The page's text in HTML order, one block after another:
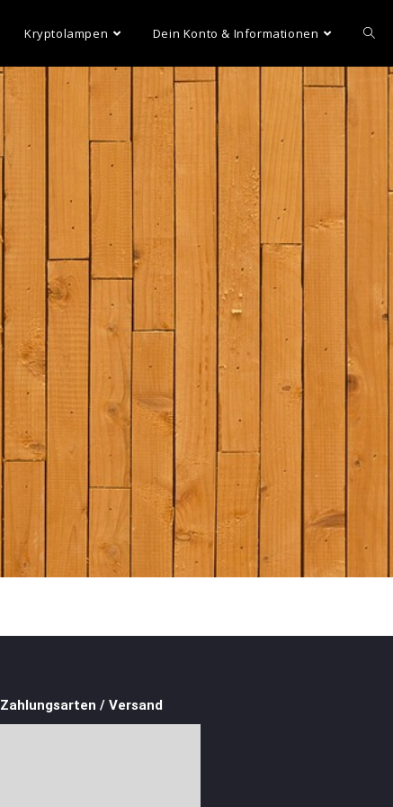
Kryptolampen Dein Konto & Informationen
Zahlungsarten / Versand